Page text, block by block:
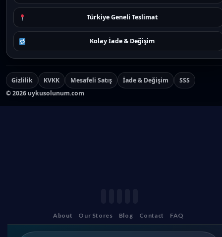
Türkiye Geneli Teslimat
Kolay İade & Değişim
Gizlilik KVKK Mesafeli Satış İade & Değişim
SSS
©2026 uykusolunum.com
About Our Stores Blog Contact FAQ